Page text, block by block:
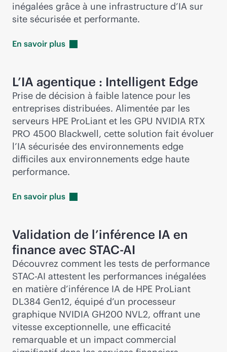
inégalées grâce à une infrastructure d’IA sur
site sécurisée et performante.
En savoir plus
L’IA agentique : Intelligent Edge
Prise de décision à faible latence pour les
entreprises distribuées. Alimentée par les
serveurs HPE ProLiant et les GPU NVIDIA RTX
PRO 4500 Blackwell, cette solution fait évoluer
l’IA sécurisée des environnements edge
difficiles aux environnements edge haute
performance.
En savoir plus
Validation de l’inférence IA en
finance avec STAC-AI
Découvrez comment les tests de performance
STAC-AI attestent les performances inégalées
en matière d’inférence IA de HPE ProLiant
DL384 Gen12, équipé d’un processeur
graphique NVIDIA GH200 NVL2, offrant une
vitesse exceptionnelle, une efficacité
remarquable et un impact commercial